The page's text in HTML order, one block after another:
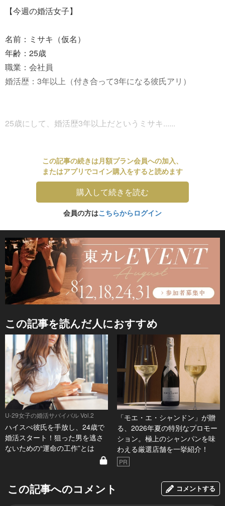
【今週の婚活女子】
名前：ミサキ（仮名）
年齢：25歳
職業：会社員
婚活歴：3年以上（付き合って3年になる彼氏アリ）
25歳にして、婚活歴3年以上だというミサキ......
この記事の続きは月額プラン会員への加入、
またはアプリでコイン購入をすると読めます
購入して続きを読む
会員の方はこちらからログイン
この記事を読んだ人におすすめ
U-29女子の婚活サバイバル Vol.2
ハイスぺ彼氏を手放し、24歳で
婚活スタート！狙った男を逃さ
ないための“運命の工作”とは
「モエ・エ・シャンドン」が贈
る、2026年夏の特別なプロモー
ション。極上のシャンパンを味
わえる厳選店舗を一挙紹介！
PR
この記事へのコメント コメントする